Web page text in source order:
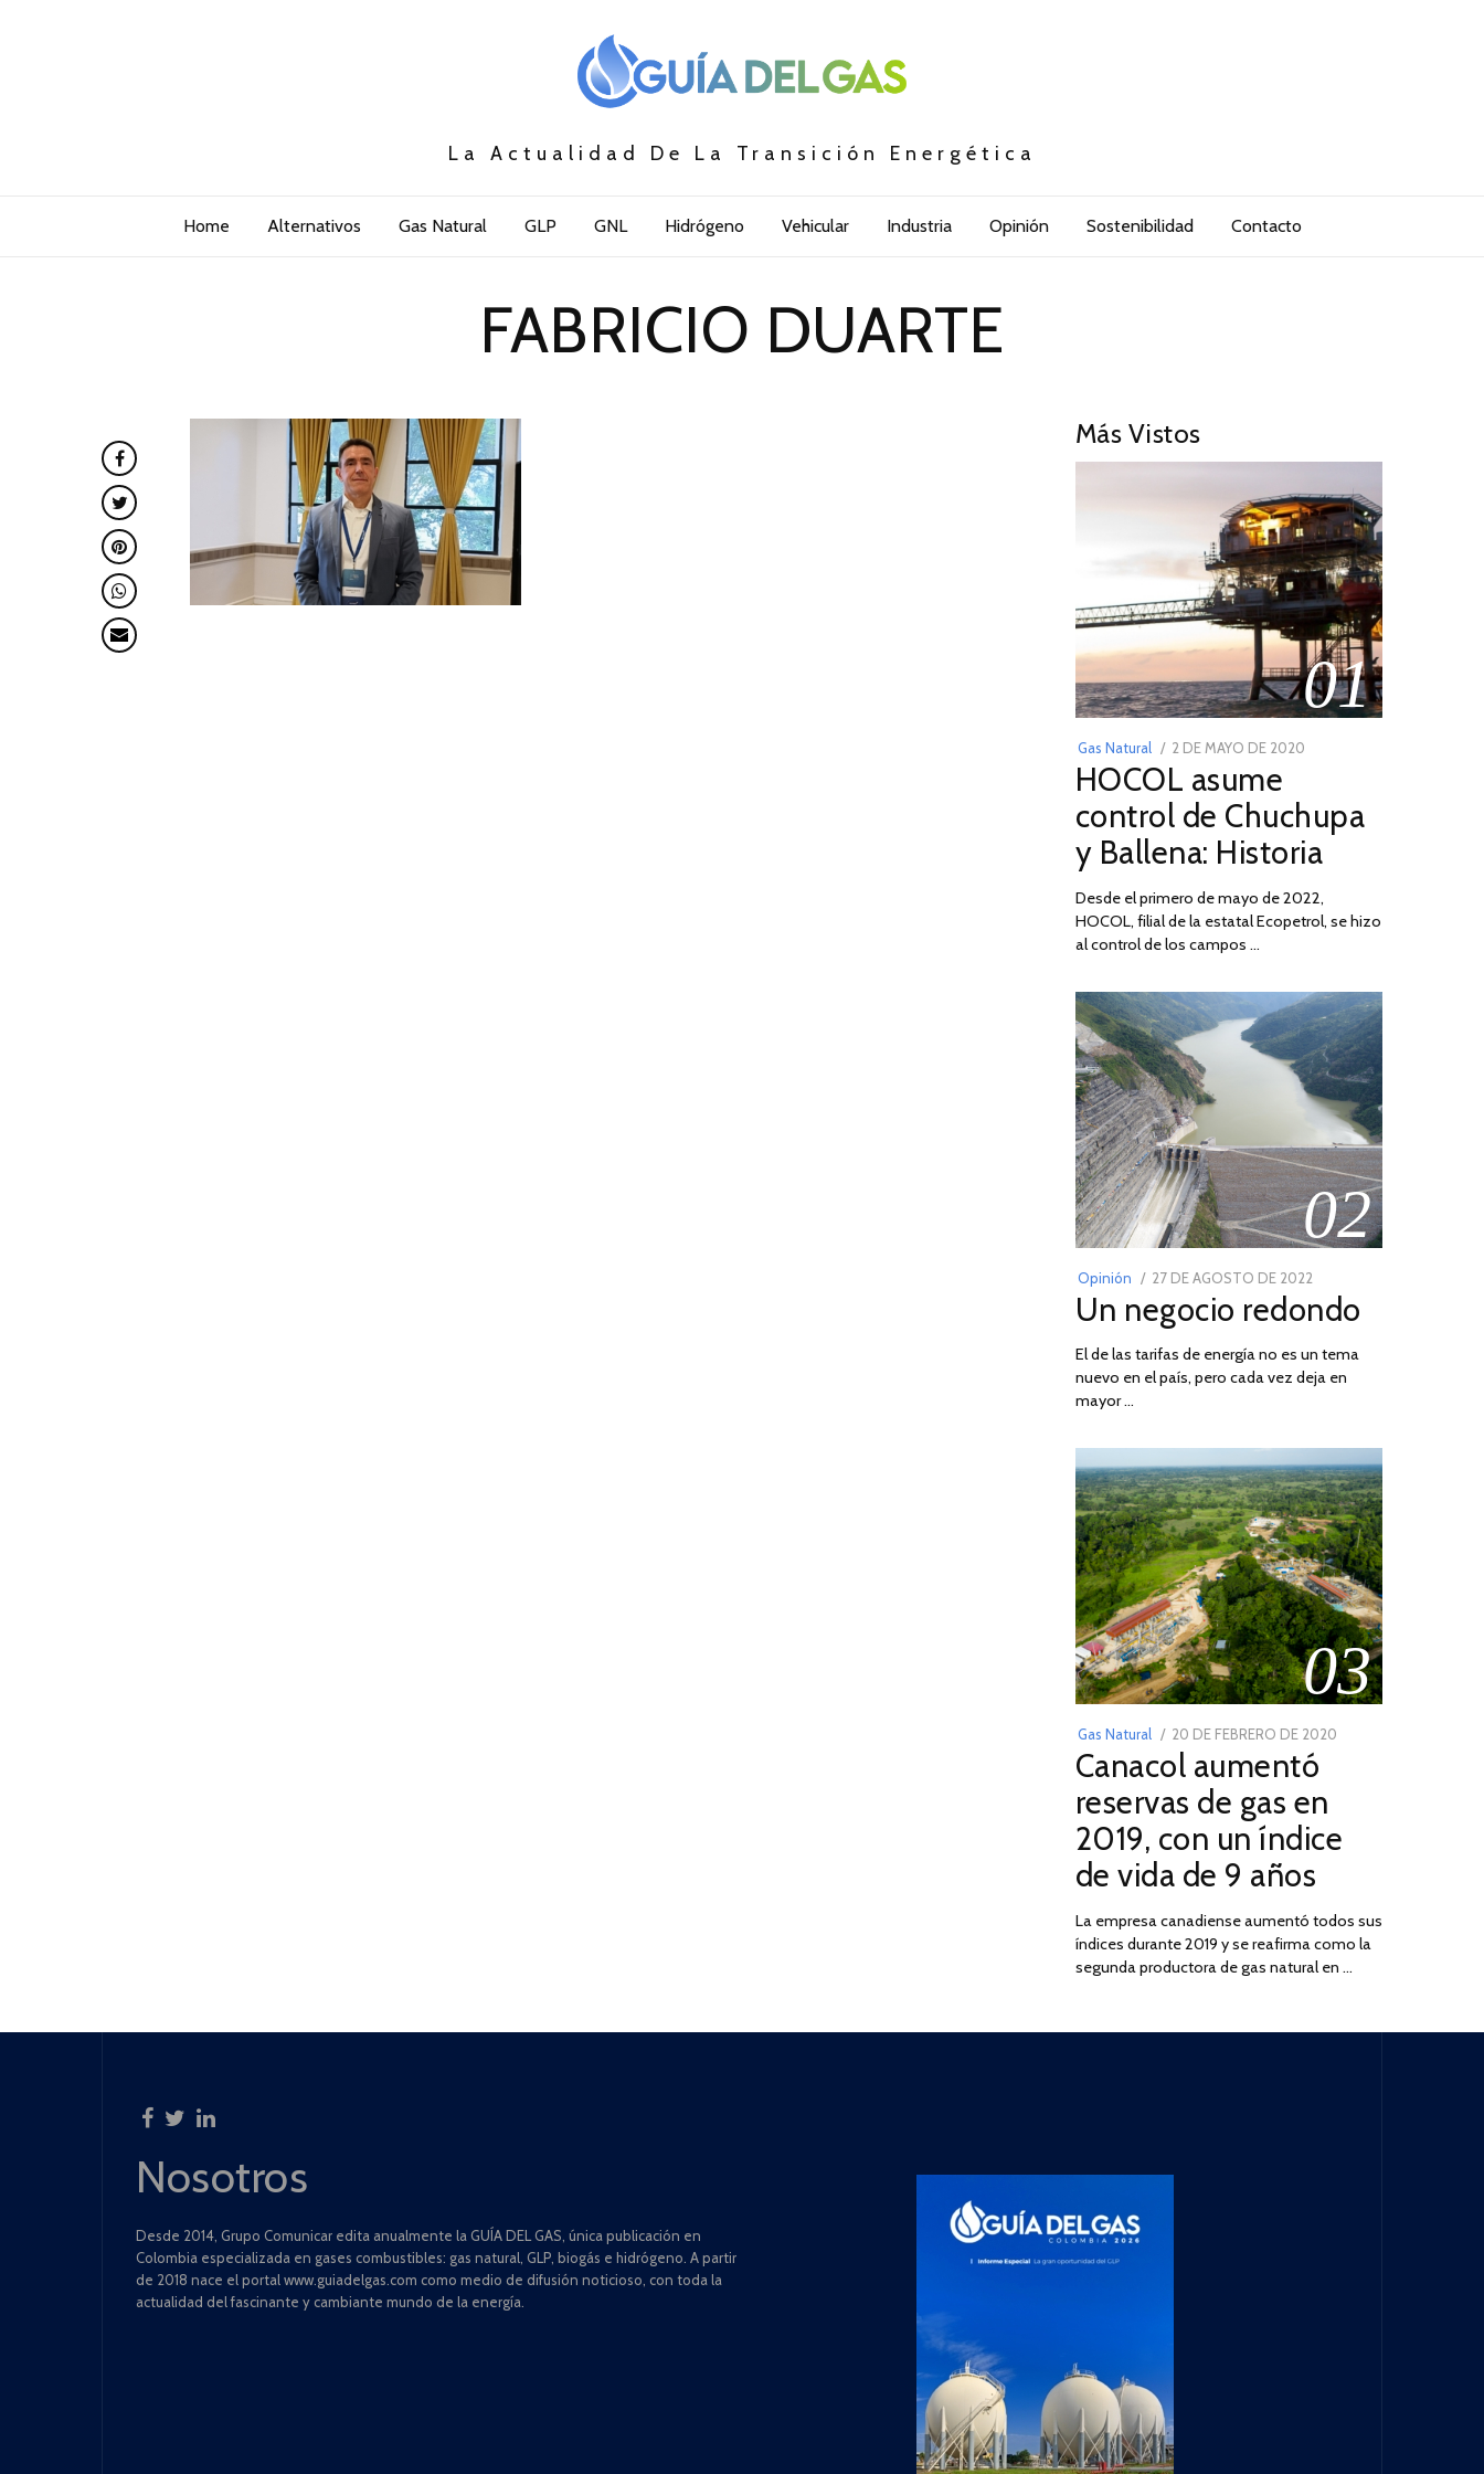
La Actualidad De La Transición Energética
Home Alternativos Gas Natural GLP GNL Hidrógeno Vehicular Industria Opinión Sostenibilidad Contacto
FABRICIO DUARTE
Más Vistos
01
Gas Natural
POSTED
ON
2 DE MAYO DE 2020
DE
2026
HOCOL asume
control de Chuchupa
y Ballena: Historia
Desde el primero de mayo de 2022,
HOCOL, filial de la estatal Ecopetrol, se hizo
al control de los campos …
02
Opinión
POSTED
ON
27 DE AGOSTO DE 2022
DE
DE
2022
Un negocio redondo
El de las tarifas de energía no es un tema
nuevo en el país, pero cada vez deja en
mayor …
03
Gas Natural
POSTED
ON
20 DE FEBRERO DE 2020
2025
Canacol aumentó
reservas de gas en
2019, con un índice
de vida de 9 años
La empresa canadiense aumentó todos sus
índices durante 2019 y se reafirma como la
segunda productora de gas natural en …
Nosotros
Desde 2014, Grupo Comunicar edita anualmente la GUÍA DEL GAS, única publicación en
Colombia especializada en gases combustibles: gas natural, GLP, biogás e hidrógeno. A partir
de 2018 nace el portal www.guiadelgas.com como medio de difusión noticioso, con toda la
actualidad del fascinante y cambiante mundo de la energía.